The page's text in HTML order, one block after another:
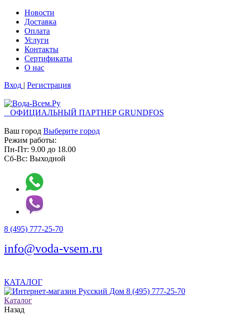
Новости
Доставка
Оплата
Услуги
Контакты
Cертификаты
О нас
Вход | Регистрация
ОФИЦИАЛЬНЫЙ ПАРТНЕР GRUNDFOS
Ваш город Выберите город
Режим работы:
Пн-Пт: 9.00 до 18.00
Сб-Вс: Выходной
8 (495) 777-25-70
info@voda-vsem.ru
КАТАЛОГ
8 (495) 777-25-70
Каталог
Назад